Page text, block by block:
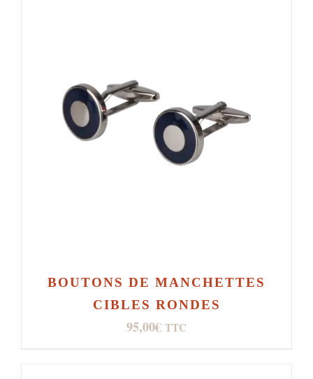
BOUTONS DE MANCHETTES
CIBLES RONDES
95,00€ TTC